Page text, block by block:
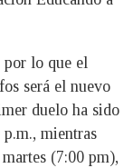
por lo que el
será el nuevo
duelo ha sido
p.m., mientras
(7:00 pm),